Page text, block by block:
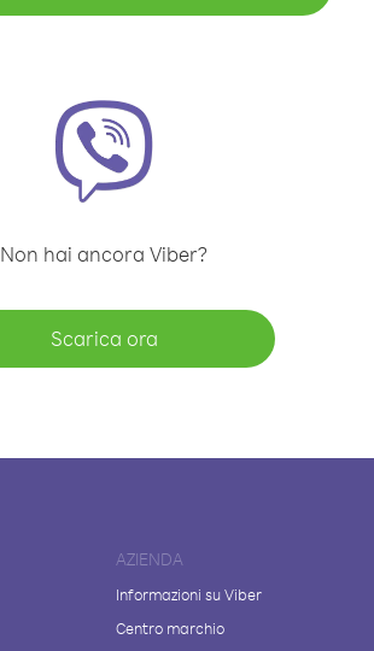
Non hai ancora Viber?
Scarica ora
AZIENDA
Informazioni su Viber
Centro marchio